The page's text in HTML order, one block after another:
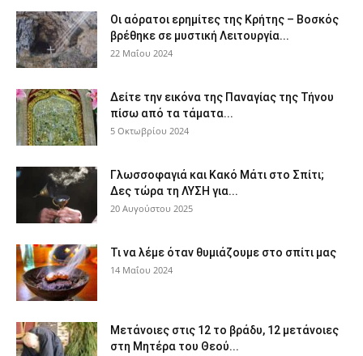
Οι αόρατοι ερημίτες της Κρήτης – Βοσκός
βρέθηκε σε μυστική Λειτουργία...
22 Μαΐου 2024
Δείτε την εικόνα της Παναγίας της Τήνου
πίσω από τα τάματα...
5 Οκτωβρίου 2024
Γλωσσοφαγιά και Κακό Μάτι στο Σπίτι;
Δες τώρα τη ΛΥΣΗ για...
20 Αυγούστου 2025
Τι να λέμε όταν θυμιάζουμε στο σπίτι μας
14 Μαΐου 2024
Μετάνοιες στις 12 το βράδυ, 12 μετάνοιες
στη Μητέρα του Θεού...